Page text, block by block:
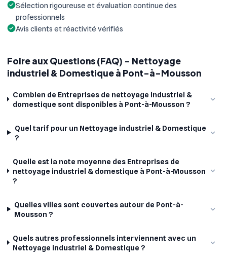
Sélection rigoureuse et évaluation continue des
professionnels
Avis clients et réactivité vérifiés
Foire aux Questions (FAQ) - Nettoyage
industriel & Domestique à Pont-à-Mousson
Combien de Entreprises de nettoyage industriel &
domestique sont disponibles à Pont-à-Mousson ?
Quel tarif pour un Nettoyage industriel & Domestique
?
Quelle est la note moyenne des Entreprises de
nettoyage industriel & domestique à Pont-à-Mousson
?
Quelles villes sont couvertes autour de Pont-à-
Mousson ?
Quels autres professionnels interviennent avec un
Nettoyage industriel & Domestique ?